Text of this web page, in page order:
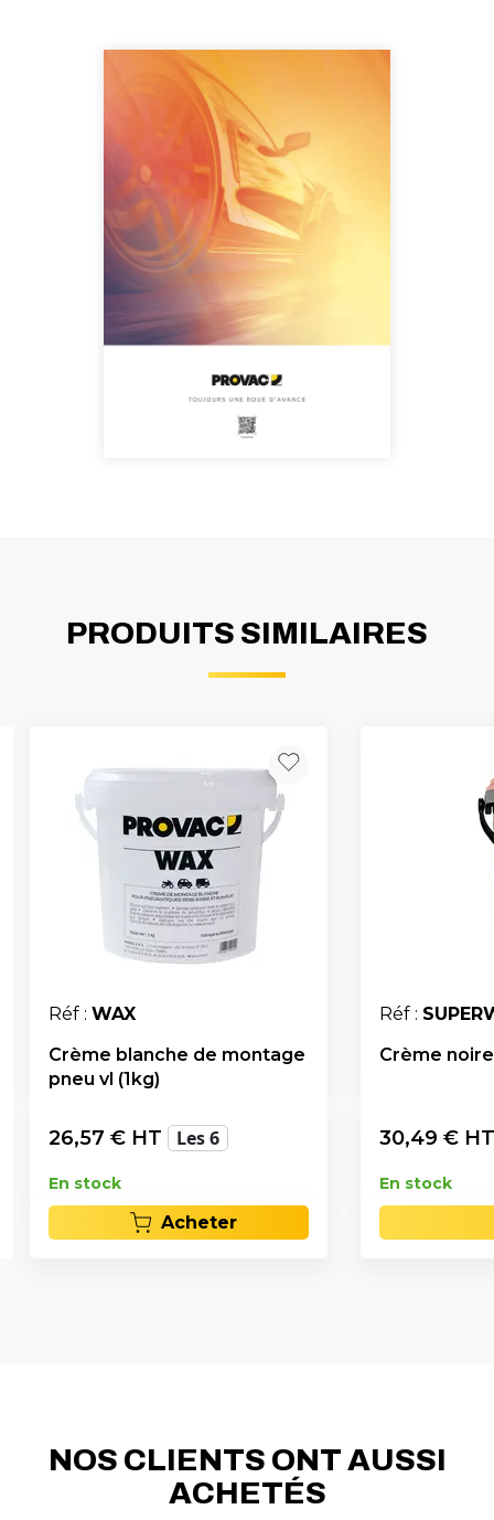
PRODUITS SIMILAIRES
Réf : WAX
Crème blanche de montage
pneu vl (1kg)
26,57 € HT Les 6
En stock
Acheter
Réf :
Crème
30,49 €
En stock
NOS CLIENTS ONT AUSSI
ACHETÉS